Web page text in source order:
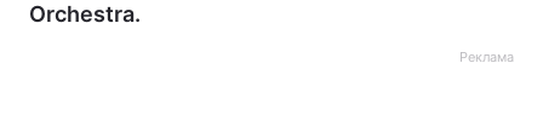
Orchestra.
Реклама